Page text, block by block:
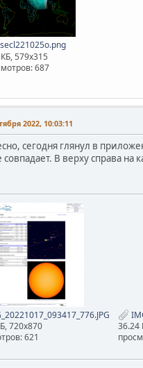
579x315
687
2022, 10:03:11
сегодня глянул в
совпадает. В верху справа
720x870
621
36.24